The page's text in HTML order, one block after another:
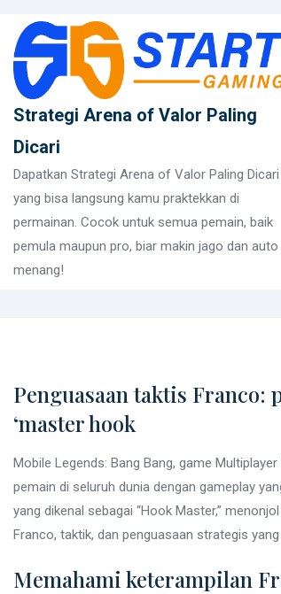
content
Strategi Arena of Valor Paling
Dicari
Dapatkan Strategi Arena of Valor Paling Dicari
yang bisa langsung kamu praktekkan di
permainan. Cocok untuk semua pemain, baik
pemula maupun pro, biar makin jago dan auto
menang!
Penguasaan taktis Franco:
‘master hook
Mobile Legends: Bang Bang, game
pemain di seluruh dunia dengan gameplay
yang dikenal sebagai “Hook Master,”
Franco, taktik, dan penguasaan strategis
Memahami keterampilan